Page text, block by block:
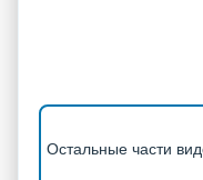
Остальные части